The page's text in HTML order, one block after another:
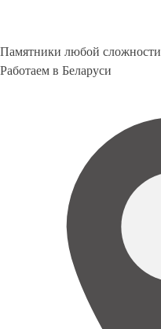
Памятники любой сложности
Работаем в Беларуси